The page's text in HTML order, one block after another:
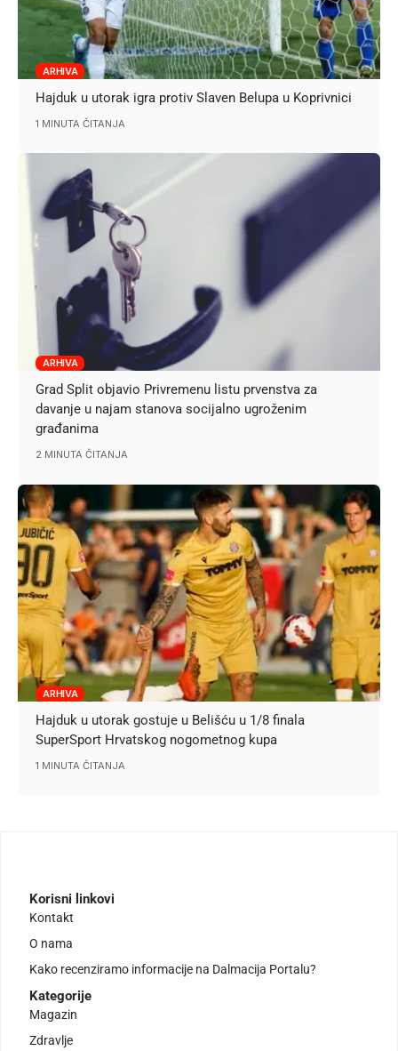
ARHIVA
Hajduk u utorak igra protiv Slaven Belupa u Koprivnici
1 MINUTA ČITANJA
ARHIVA
Grad Split objavio Privremenu listu prvenstva za
davanje u najam stanova socijalno ugroženim
građanima
2 MINUTA ČITANJA
ARHIVA
Hajduk u utorak gostuje u Belišću u 1/8 finala
SuperSport Hrvatskog nogometnog kupa
1 MINUTA ČITANJA
Korisni linkovi
Kontakt
O nama
Kako recenziramo informacije na Dalmacija Portalu?
Kategorije
Magazin
Zdravlje